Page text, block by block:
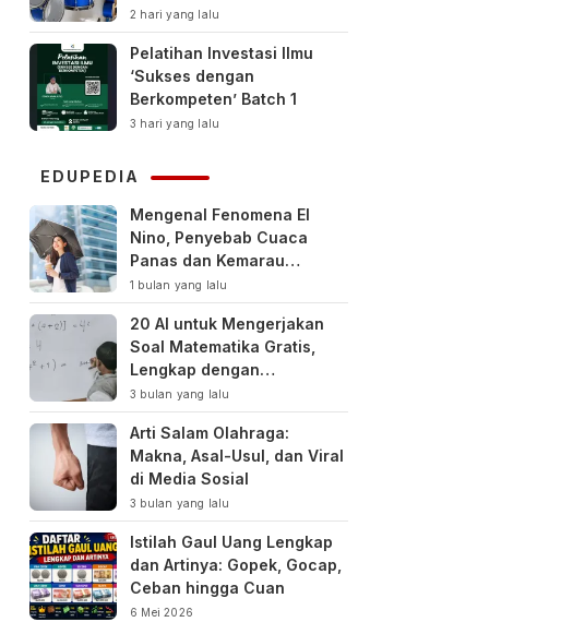
Drumband Terbaik untuk
Sekolah, Instansi, dan
Komunitas
2 hari yang lalu
Pelatihan Investasi Ilmu
‘Sukses dengan
Berkompeten’ Batch 1
3 hari yang lalu
EDUPEDIA
Mengenal Fenomena El
Nino, Penyebab Cuaca
Panas dan Kemarau
Panjang
1 bulan yang lalu
20 AI untuk Mengerjakan
Soal Matematika Gratis,
Lengkap dengan
Pembahasan
3 bulan yang lalu
Arti Salam Olahraga:
Makna, Asal-Usul, dan Viral
di Media Sosial
3 bulan yang lalu
Istilah Gaul Uang Lengkap
dan Artinya: Gopek, Gocap,
Ceban hingga Cuan
6 Mei 2026